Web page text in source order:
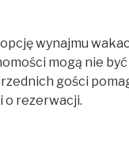
wynajmu
mogą nie
gości
o rezerwacji.